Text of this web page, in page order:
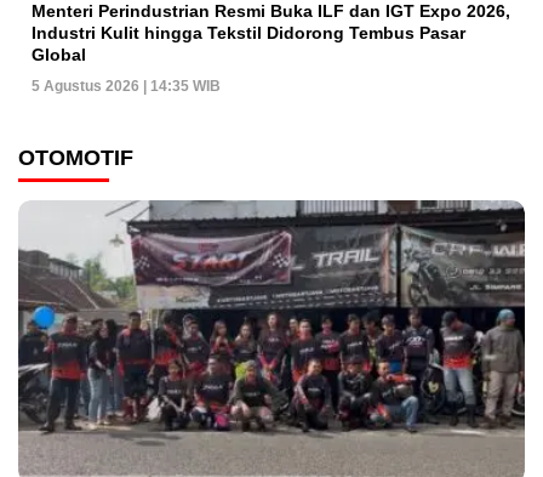
Menteri Perindustrian Resmi Buka ILF dan IGT Expo 2026,
Industri Kulit hingga Tekstil Didorong Tembus Pasar
Global
5 Agustus 2026 | 14:35 WIB
OTOMOTIF